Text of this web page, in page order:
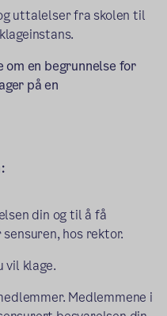
uttalelser fra skolen til
en begrunnelse for
på en
din og til å få
hos rektor.
vil klage.
Medlemmene i